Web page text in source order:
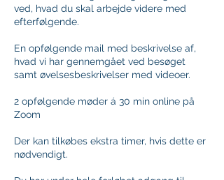
ved, hvad du skal arbejde videre med
efterfølgende.
En opfølgende mail med beskrivelse af,
hvad vi har gennemgået ved besøget
samt øvelsesbeskrivelser med videoer.
2 opfølgende møder á 30 min online på
Zoom
Der kan tilkøbes ekstra timer, hvis dette er
nødvendigt.